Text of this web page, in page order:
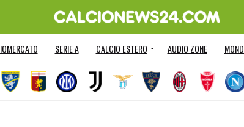
SERIE A CALCIO ESTERO AUDIO ZONE